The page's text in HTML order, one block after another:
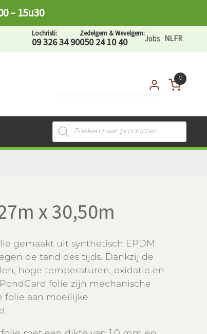
– 15u30
Lochristi:
09 326 34 90
Zedelgem & Wevelgem:
050 24 10 40 Jobs NLFR
Aanmelden als
tuinprofessional
0
Producten
zoeken
x 30,50m
gemaakt uit synthetisch EPDM
de tand des tijds. Dankzij de
hoge temperaturen, oxidatie en
folie zijn mechanische
folie aan moeilijke